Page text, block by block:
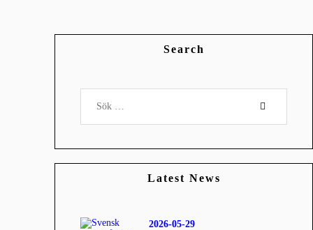
Search
efter:
Latest News
2026-05-29